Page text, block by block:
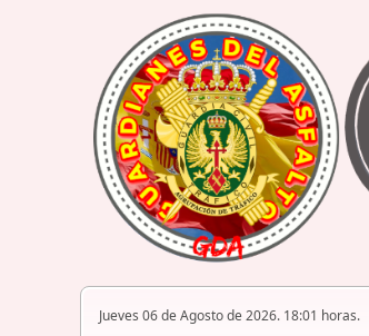
Jueves 06 de Agosto de 2026. 18:01 horas.